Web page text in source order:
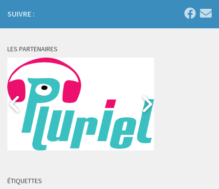
SUIVRE :
LES PARTENAIRES
ÉTIQUETTES